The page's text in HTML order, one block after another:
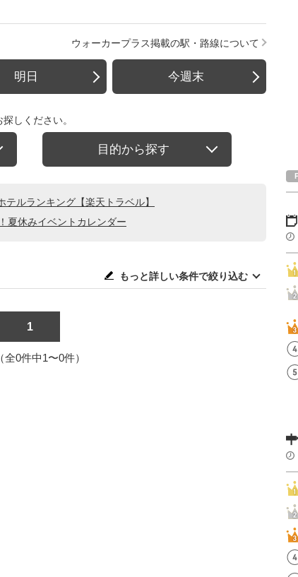
ウォーカープラス掲載の駅・路線について
明日 今週末
しください。
目的から探す
ルランキング【楽天トラベル】
夏休みイベントカレンダー
もっと詳しい条件で絞り込む
1
全0件中1〜0件）